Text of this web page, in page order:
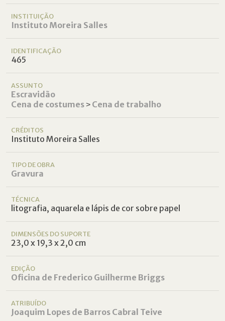
INSTITUIÇÃO
Instituto Moreira Salles
IDENTIFICAÇÃO
465
ASSUNTO
Escravidão
Cena de costumes˃ Cena de trabalho
CRÉDITOS
Instituto Moreira Salles
TIPO DE OBRA
Gravura
TÉCNICA
litografia, aquarela e lápis de cor sobre papel
DIMENSÕES DO SUPORTE
23,0 x 19,3 x 2,0 cm
EDIÇÃO
Oficina de Frederico Guilherme Briggs
ATRIBUÍDO
Joaquim Lopes de Barros Cabral Teive